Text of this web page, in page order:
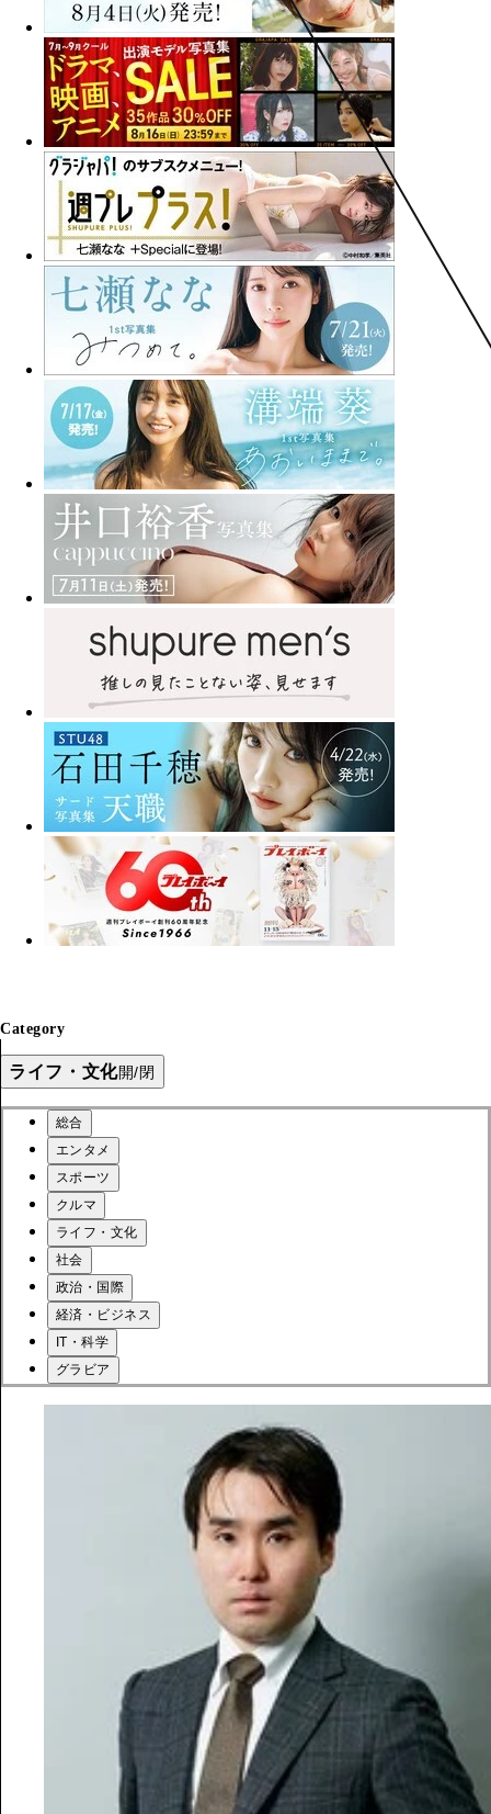
Category
ライフ・文化開/閉
総合
エンタメ
スポーツ
クルマ
ライフ・文化
社会
政治・国際
経済・ビジネス
IT・科学
グラビア